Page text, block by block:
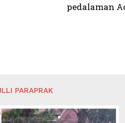
pedalaman
PARAPRAK